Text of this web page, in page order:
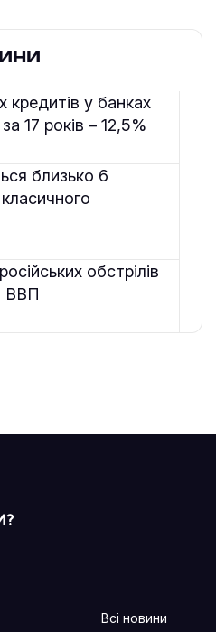
кредитів у банках
17 років – 12,5%
близько 6
класичного
обстрілів
ВВП
Всі новини